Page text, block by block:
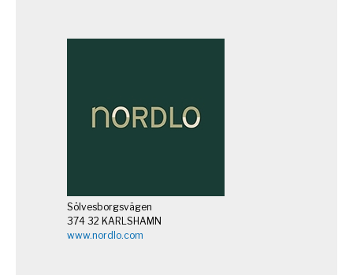
Sölvesborgsvägen
374 32 KARLSHAMN
www.nordlo.com